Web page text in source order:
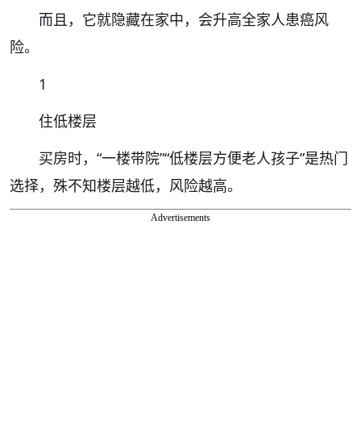
而且，它就隐藏在家中，会升高全家人患癌风
险。
1
住低楼层
买房时，“一楼带院”“低楼层方便老人孩子”是热门
选择，殊不知楼层越低，风险越高。
Advertisements